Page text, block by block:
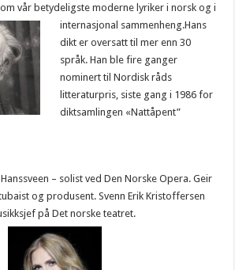
vår betydeligste moderne lyriker i norsk og i
internasjonal sammenheng.Hans
dikt er oversatt til mer enn 30
språk. Han ble fire ganger
nominert til Nordisk råds
litteraturpris, siste gang i 1986 for
diktsamlingen «Nattåpent”
Hanssveen – solist ved Den Norske Opera. Geir
og produsent. Svenn Erik Kristoffersen
på Det norske teatret.